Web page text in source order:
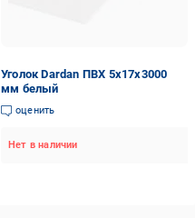
Уголок Dardan ПВХ 5х17х3000
мм белый
оценить
Нет в наличии